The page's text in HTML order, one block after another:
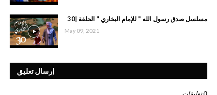
مسلسل صدق رسول الله " للإمام البخاري " الحلقة |30
May 09, 2021
إرسال تعليق